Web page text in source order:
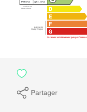
Partager